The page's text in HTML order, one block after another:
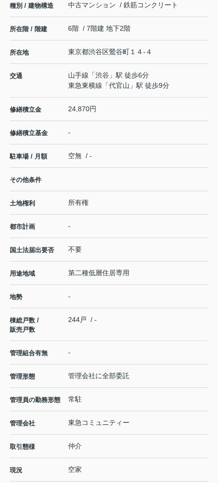
種別 / 建物構造 中古マンション / 鉄筋コンクリート
所在階 / 階建 6階 / 7階建 地下2階
所在地 東京都渋谷区鶯谷町 １４-４
交通 山手線 「渋谷 」駅 徒歩6分
東急東横線 「代官山 」駅 徒歩9分
修繕積立金 24,870円
修繕積立基金 -
駐車場 / 月額 空無 / -
その他条件
土地権利 所有権
都市計画 -
国土法届出要否 不要
用途地域 第二種低層住居専用
地勢 -
棟総戸数 /
販売戸数
244戸 / -
管理組合有無 -
管理形態 管理会社に全部委託
管理員の勤務形態 常駐
管理会社 東急コミュニティー
取引態様 仲介
現況 空家